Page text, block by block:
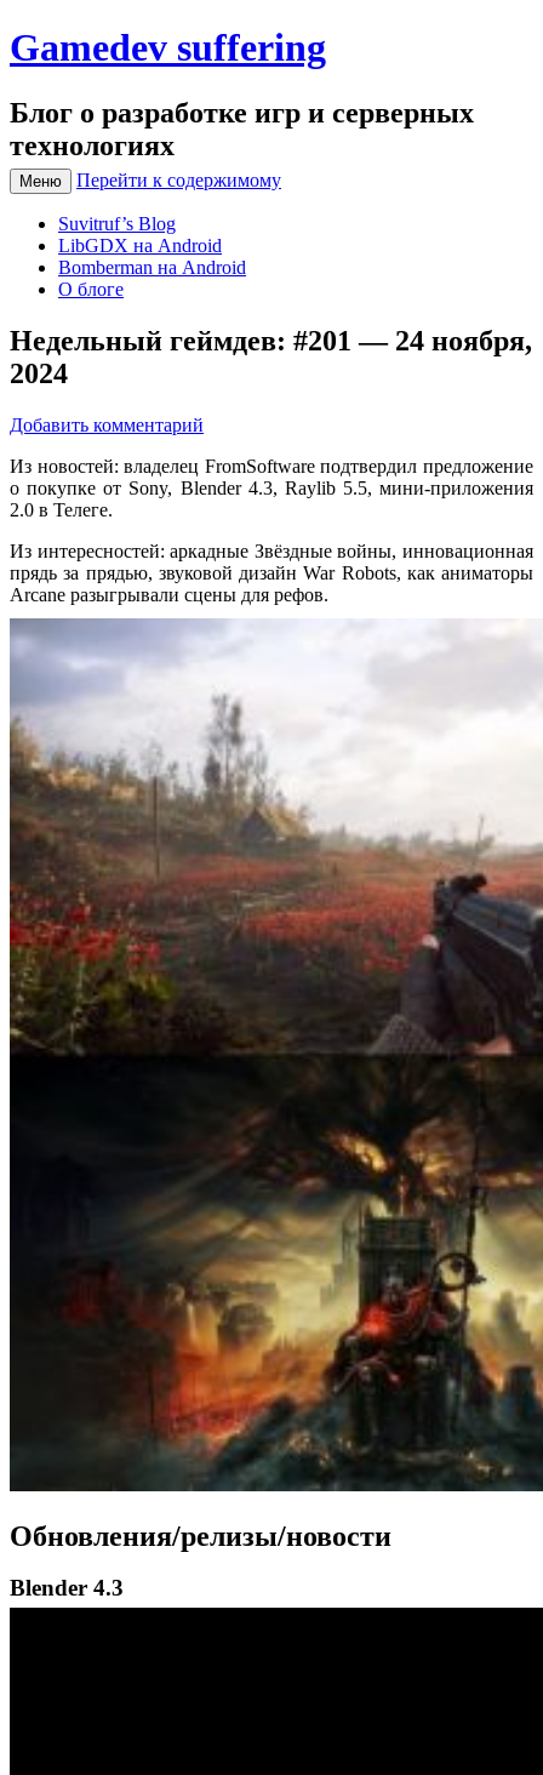
Gamedev suffering
Блог о разработке игр и серверных
технологиях
Меню Перейти к содержимому
Suvitruf’s Blog
LibGDX на Android
Bomberman на Android
О блоге
Недельный геймдев: #201 — 24 ноября,
2024
Добавить комментарий
Из новостей: владелец FromSoftware подтвердил предложение
о покупке от Sony, Blender 4.3, Raylib 5.5, мини-приложения
2.0 в Телеге.
Из интересностей: аркадные Звёздные войны, инновационная
прядь за прядью, звуковой дизайн War Robots, как аниматоры
Arcane разыгрывали сцены для рефов.
Обновления/релизы/новости
Blender 4.3